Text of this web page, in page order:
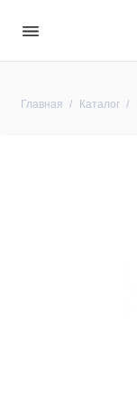
Главная Каталог